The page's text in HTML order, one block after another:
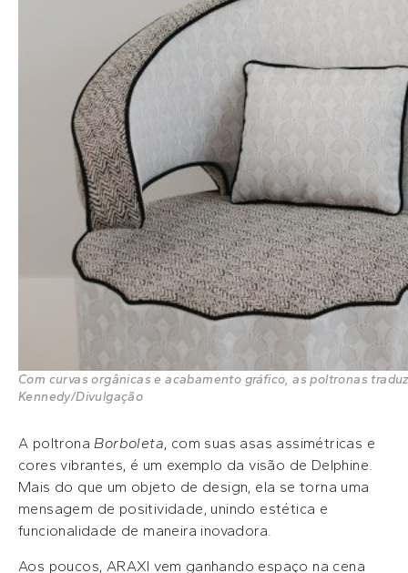
Com curvas orgânicas e acabamento gráfico, as poltronas
Kennedy/Divulgação
A poltronaBorboleta, com suas asas assimétricas e
cores vibrantes, é um exemplo da visão de Delphine.
Mais do que um objeto de design, ela se torna uma
mensagem de positividade, unindo estética e
funcionalidade de maneira inovadora.
Aos poucos, ARAXI vem ganhando espaço na cena